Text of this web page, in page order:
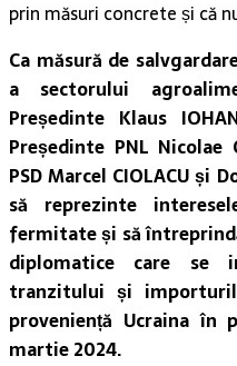
prin măsuri concrete și că
Ca măsură de
a sectorului
Președinte Klaus
Președinte PNL Nicolae
PSD Marcel CIOLACU și
să reprezinte
fermitate și să
diplomatice care se
tranzitului și
proveniență Ucraina în
martie 2024.